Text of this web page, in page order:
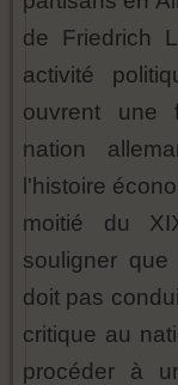
de Friedrich
activité
ouvrent une
nation
l'histoire
moitié du
souligner
doit pas
critique au
procéder à